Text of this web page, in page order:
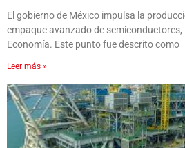
El gobierno de México impulsa la
empaque avanzado de
Economía. Este punto fue descrito como
Leer más »